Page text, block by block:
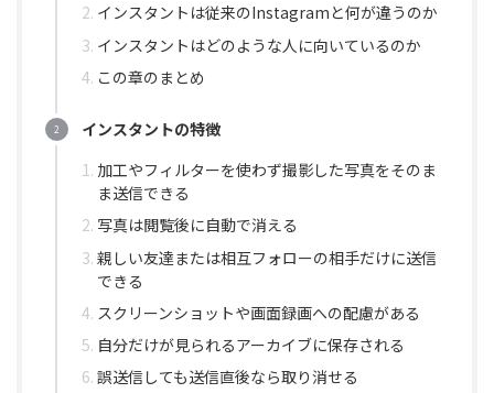
インスタントは従来のInstagramと何が違うのか
インスタントはどのような人に向いているのか
この章のまとめ
インスタントの特徴
加工やフィルターを使わず撮影した写真をそのま
ま送信できる
写真は閲覧後に自動で消える
親しい友達または相互フォローの相手だけに送信
できる
スクリーンショットや画面録画への配慮がある
自分だけが見られるアーカイブに保存される
誤送信しても送信直後なら取り消せる